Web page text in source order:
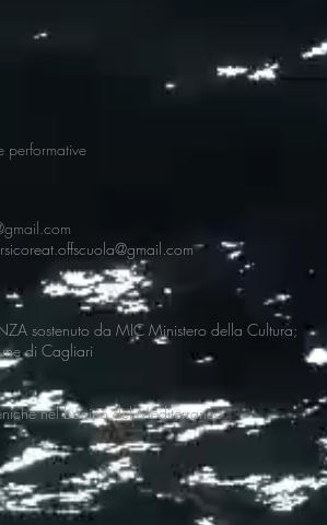
performative
sostenuto da MIC Ministero della Cultura;
di Cagliari
nel bacino del Mediterraneo